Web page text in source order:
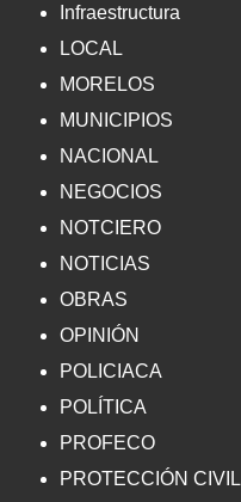
Infraestructura
LOCAL
MORELOS
MUNICIPIOS
NACIONAL
NEGOCIOS
NOTCIERO
NOTICIAS
OBRAS
OPINIÓN
POLICIACA
POLÍTICA
PROFECO
PROTECCIÓN CIVIL